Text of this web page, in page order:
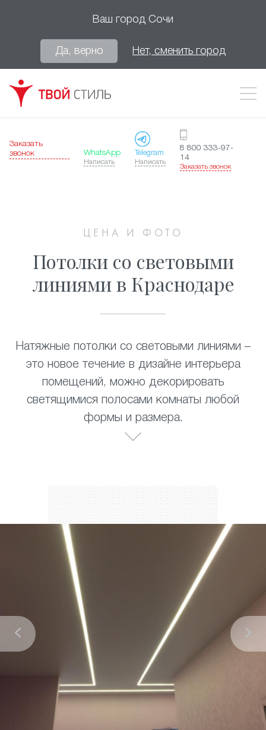
Ваш город Сочи
Да, верно Нет, сменить город
Заказать
звонок
WhatsApp
Написать
Telegram
Написать
8 800 333-97-
14
Заказать звонок
ЦЕНА И ФОТО
Потолки со световыми
линиями в Краснодаре
Натяжные потолки со световыми линиями –
это новое течение в дизайне интерьера
помещений, можно декорировать
светящимися полосами комнаты любой
формы и размера.